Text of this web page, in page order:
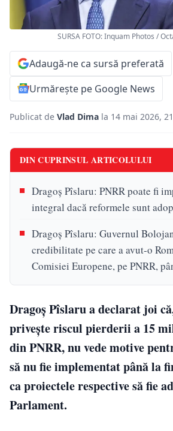
SURSA FOTO: Inquam Photos /
Adaugă-ne ca sursă preferată
Urmărește pe Google News
Publicat de Vlad Dima la 14 mai 2026,
DIN CUPRINSUL ARTICOLULUI
Dragoș Pîslaru: PNRR poate fi
integral dacă reformele sunt
Dragoş Pîslaru: Guvernul
credibilitate pe care a avut-o
Comisiei Europene, pe PNRR,
Dragoș Pîslaru a declarat joi
privește riscul pierderii a 15
din PNRR, nu vede motive
să nu fie implementat până la
ca proiectele respective să fie
Parlament.